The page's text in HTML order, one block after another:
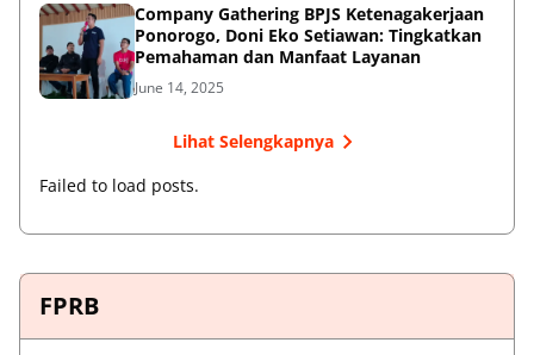
Company Gathering BPJS Ketenagakerjaan
Ponorogo, Doni Eko Setiawan: Tingkatkan
Pemahaman dan Manfaat Layanan
June 14, 2025
Lihat Selengkapnya
Failed to load posts.
FPRB